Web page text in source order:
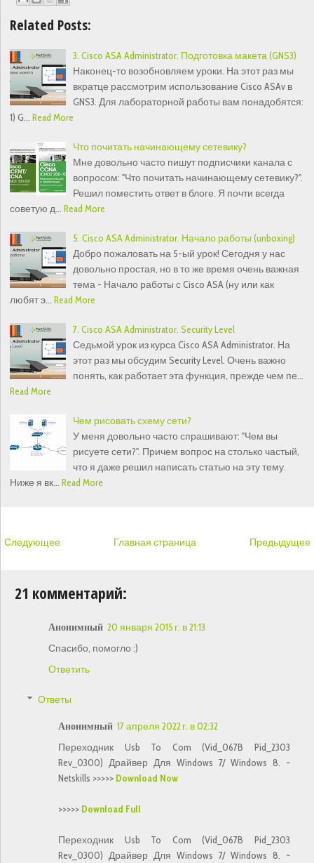
Related Posts:
3. Cisco ASA Administrator. Подготовка макета (GNS3)
Наконец-то возобновляем уроки. На этот раз мы
вкратце рассмотрим использование Cisco ASAv в
GNS3. Для лабораторной работы вам понадобятся:
1) G… Read More
Что почитать начинающему сетевику?
Мне довольно часто пишут подписчики канала с
вопросом: "Что почитать начинающему сетевику?".
Решил поместить ответ в блоге. Я почти всегда
советую д… Read More
5. Cisco ASA Administrator. Начало работы (unboxing)
Добро пожаловать на 5-ый урок! Сегодня у нас
довольно простая, но в то же время очень важная
тема - Начало работы с Cisco ASA (ну или как
любят э… Read More
7. Cisco ASA Administrator. Security Level
Седьмой урок из курса Cisco ASA Administrator. На
этот раз мы обсудим Security Level. Очень важно
понять, как работает эта функция, прежде чем пе…
Read More
Чем рисовать схему сети?
У меня довольно часто спрашивают: "Чем вы
рисуете сети?". Причем вопрос на столько частый,
что я даже решил написать статью на эту тему.
Ниже я вк… Read More
Следующее Предыдущее
Главная страница
21 комментарий:
Анонимный 20 января 2015 г. в 21:13
Спасибо, помогло :)
Ответить
Ответы
Анонимный 17 апреля 2022 г. в 02:32
Переходник Usb To Com (Vid_067B Pid_2303
Rev_0300) Драйвер Для Windows 7/ Windows 8. ~
Netskills >>>>> Download Now
>>>>> Download Full
Переходник Usb To Com (Vid_067B Pid_2303
Rev_0300) Драйвер Для Windows 7/ Windows 8. ~